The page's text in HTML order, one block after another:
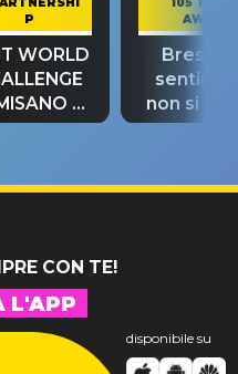
P
WORLD
si
AWAY
Bresh:
non si
fino alla
CON TE!
L'APP
disponibile su